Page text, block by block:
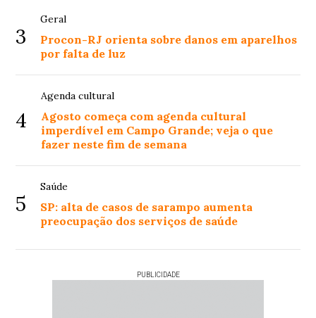
3
Geral
Procon-RJ orienta sobre danos em aparelhos
por falta de luz
4
Agenda cultural
Agosto começa com agenda cultural
imperdível em Campo Grande; veja o que
fazer neste fim de semana
5
Saúde
SP: alta de casos de sarampo aumenta
preocupação dos serviços de saúde
PUBLICIDADE